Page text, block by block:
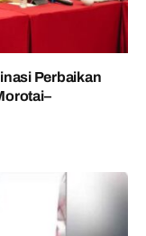
Perbaikan